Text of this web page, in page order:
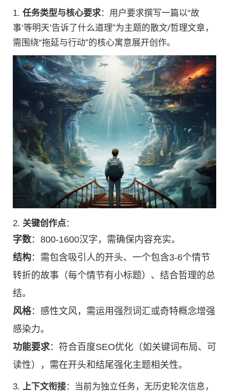
1. 任务类型与核心要求：用户要求撰写一篇以“故
事‘等明天’告诉了什么道理”为主题的散文/哲理文章，
需围绕“拖延与行动”的核心寓意展开创作。
2. 关键创作点：
字数：800-1600汉字，需确保内容充实。
结构：需包含吸引人的开头、一个包含3-6个情节
转折的故事（每个情节有小标题）、结合哲理的总
结。
风格：感性文风，需运用强烈词汇或奇特概念增强
感染力。
功能要求：符合百度SEO优化（如关键词布局、可
读性），需在开头和结尾强化主题相关性。
3. 上下文衔接：当前为独立任务，无历史轮次信息，